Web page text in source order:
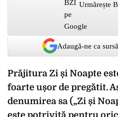
Urmărește
Adaugă-ne ca
Prăjitura Zi și Noapte
foarte ușor de pregătit.
denumirea sa („Zi și
este potrivită pentru